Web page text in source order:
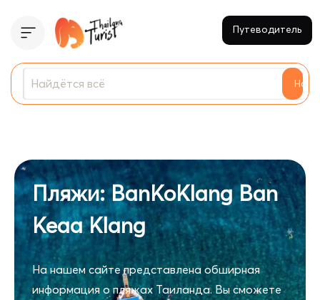
Путеводитель
Пляжи: BanKoKlang Ban
Keaa Klang
На нашем сайте представлена обширная
информация о пляжах Таиланда. Вы сможете